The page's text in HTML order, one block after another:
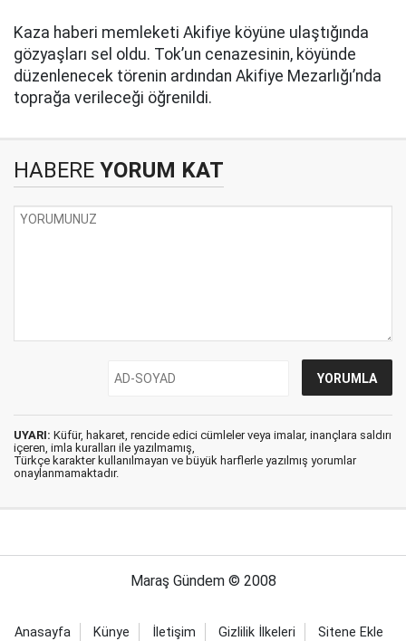
Kaza haberi memleketi Akifiye köyüne ulaştığında
gözyaşları sel oldu. Tok’un cenazesinin, köyünde
düzenlenecek törenin ardından Akifiye Mezarlığı’nda
toprağa verileceği öğrenildi.
HABERE YORUM KAT
UYARI: Küfür, hakaret, rencide edici cümleler veya imalar, inançlara saldırı
içeren, imla kuralları ile yazılmamış,
Türkçe karakter kullanılmayan ve büyük harflerle yazılmış yorumlar
onaylanmamaktadır.
Maraş Gündem © 2008
Anasayfa Künye İletişim Gizlilik İlkeleri Sitene Ekle